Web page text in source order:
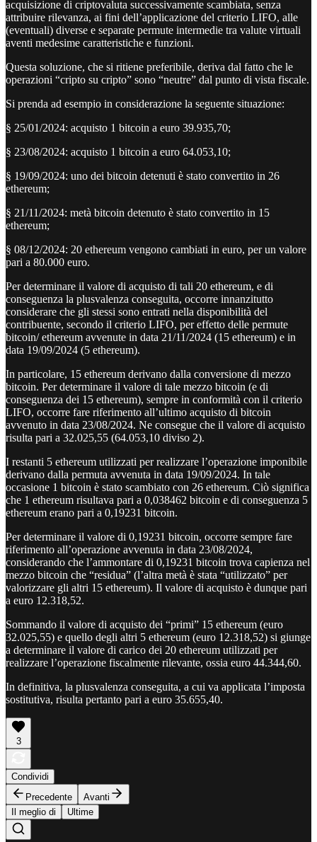
acquisizione di criptovaluta successivamente scambiata, senza
attribuire rilevanza, ai fini dell’applicazione del criterio LIFO, alle
(eventuali) diverse e separate permute intermedie tra valute virtuali
aventi medesime caratteristiche e funzioni.
Questa soluzione, che si ritiene preferibile, deriva dal fatto che le
operazioni “cripto su cripto” sono “neutre” dal punto di vista fiscale.
Si prenda ad esempio in considerazione la seguente situazione:
§ 25/01/2024: acquisto 1 bitcoin a euro 39.935,70;
§ 23/08/2024: acquisto 1 bitcoin a euro 64.053,10;
§ 19/09/2024: uno dei bitcoin detenuti è stato convertito in 26
ethereum;
§ 21/11/2024: metà bitcoin detenuto è stato convertito in 15
ethereum;
§ 08/12/2024: 20 ethereum vengono cambiati in euro, per un valore
pari a 80.000 euro.
Per determinare il valore di acquisto di tali 20 ethereum, e di
conseguenza la plusvalenza conseguita, occorre innanzitutto
considerare che gli stessi sono entrati nella disponibilità del
contribuente, secondo il criterio LIFO, per effetto delle permute
bitcoin/ ethereum avvenute in data 21/11/2024 (15 ethereum) e in
data 19/09/2024 (5 ethereum).
In particolare, 15 ethereum derivano dalla conversione di mezzo
bitcoin. Per determinare il valore di tale mezzo bitcoin (e di
conseguenza dei 15 ethereum), sempre in conformità con il criterio
LIFO, occorre fare riferimento all’ultimo acquisto di bitcoin
avvenuto in data 23/08/2024. Ne consegue che il valore di acquisto
risulta pari a 32.025,55 (64.053,10 diviso 2).
I restanti 5 ethereum utilizzati per realizzare l’operazione imponibile
derivano dalla permuta avvenuta in data 19/09/2024. In tale
occasione 1 bitcoin è stato scambiato con 26 ethereum. Ciò significa
che 1 ethereum risultava pari a 0,038462 bitcoin e di conseguenza 5
ethereum erano pari a 0,19231 bitcoin.
Per determinare il valore di 0,19231 bitcoin, occorre sempre fare
riferimento all’operazione avvenuta in data 23/08/2024,
considerando che l’ammontare di 0,19231 bitcoin trova capienza nel
mezzo bitcoin che “residua” (l’altra metà è stata “utilizzato” per
valorizzare gli altri 15 ethereum). Il valore di acquisto è dunque pari
a euro 12.318,52.
Sommando il valore di acquisto dei “primi” 15 ethereum (euro
32.025,55) e quello degli altri 5 ethereum (euro 12.318,52) si giunge
a determinare il valore di carico dei 20 ethereum utilizzati per
realizzare l’operazione fiscalmente rilevante, ossia euro 44.344,60.
In definitiva, la plusvalenza conseguita, a cui va applicata l’imposta
sostitutiva, risulta pertanto pari a euro 35.655,40.
3
Condividi
Precedente
Avanti
Il meglio di
Ultime